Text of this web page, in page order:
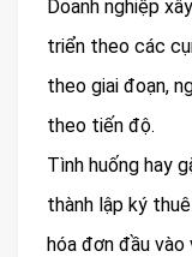
Doanh nghiệp
triển theo các
theo giai đoạn,
theo tiến độ.
Tình huống hay
thành lập ký
hóa đơn đầu